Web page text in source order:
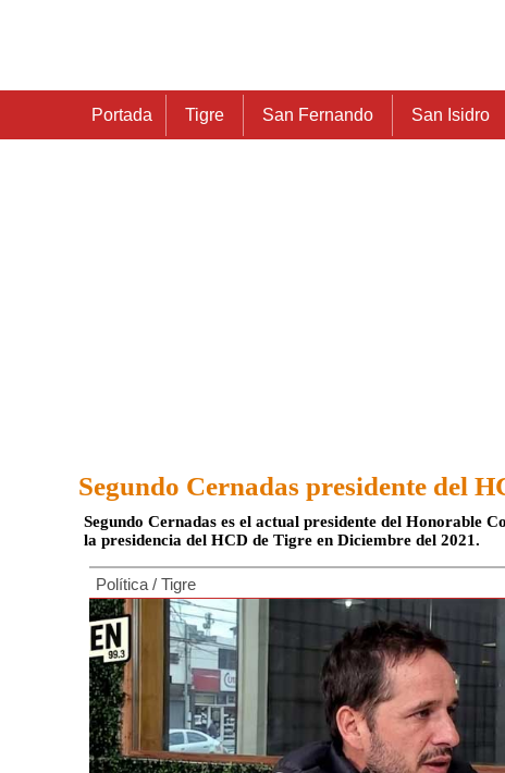
Portada Tigre San Fernando San Isidro
Segundo Cernadas presidente del
Segundo Cernadas es el actual presidente del Honorable
la presidencia del HCD de Tigre en Diciembre del 2021.
Política / Tigre